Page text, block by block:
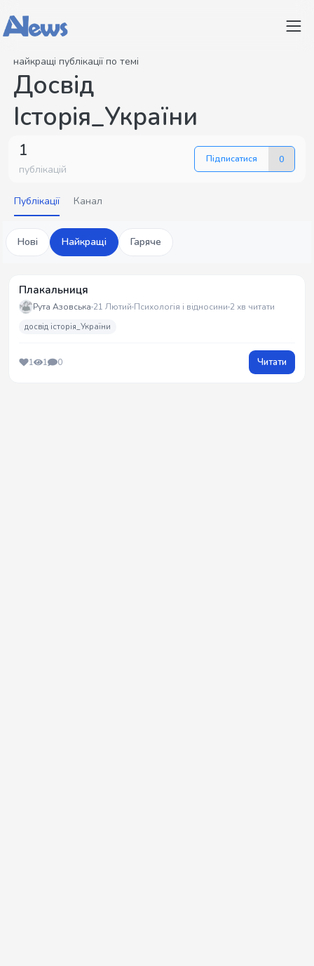
найкращі публікації по темі
Досвід
Історія_України
1
публікацій
Підписатися 0
Публікації Канал
Нові Найкращі Гаряче
Плакальниця
Рута Азовська 21 Лютий Психологія і відносини 2 хв читати
досвід історія_України
1 1 0 Читати